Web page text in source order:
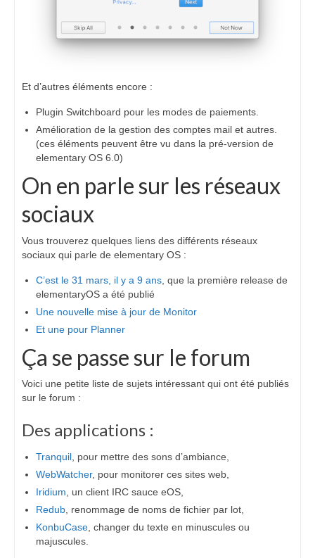
Et d’autres éléments encore :
Plugin Switchboard pour les modes de paiements.
Amélioration de la gestion des comptes mail et autres.
(ces éléments peuvent être vu dans la pré-version de
elementary OS 6.0)
On en parle sur les réseaux
sociaux
Vous trouverez quelques liens des différents réseaux
sociaux qui parle de elementary OS :
C’est le 31 mars, il y a 9 ans , que la première release de
elementaryOS a été publié
Une nouvelle mise à jour de Monitor
Et une pour Planner
Ça se passe sur le forum
Voici une petite liste de sujets intéressant qui ont été publiés
sur le forum :
Des applications :
Tranquil , pour mettre des sons d’ambiance,
WebWatcher, pour monitorer ces sites web,
Iridium , un client IRC sauce eOS,
Redub , renommage de noms de fichier par lot,
KonbuCase , changer du texte en minuscules ou
majuscules.